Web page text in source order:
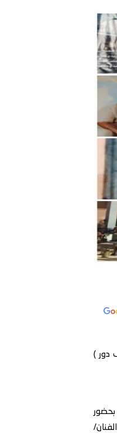
دور )
متاليين الخميس الموافق 25/يونيو/2026م والجمعة الموافق 26/يونيو/2026م بحضور